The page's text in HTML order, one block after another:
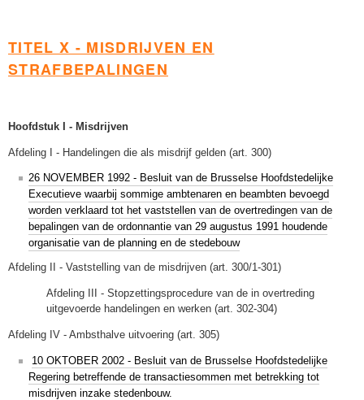
TITEL X - MISDRIJVEN EN
STRAFBEPALINGEN
Hoofdstuk I - Misdrijven
Afdeling I - Handelingen die als misdrijf gelden (art. 300)
26 NOVEMBER 1992 - Besluit van de Brusselse Hoofdstedelijke
Executieve waarbij sommige ambtenaren en beambten bevoegd
worden verklaard tot het vaststellen van de overtredingen van de
bepalingen van de ordonnantie van 29 augustus 1991 houdende
organisatie van de planning en de stedebouw
Afdeling II - Vaststelling van de misdrijven (art. 300/1-301)
Afdeling III - Stopzettingsprocedure van de in overtreding
uitgevoerde handelingen en werken (art. 302-304)
Afdeling IV - Ambsthalve uitvoering (art. 305)
10 OKTOBER 2002 - Besluit van de Brusselse Hoofdstedelijke
Regering betreffende de transactiesommen met betrekking tot
misdrijven inzake stedenbouw.